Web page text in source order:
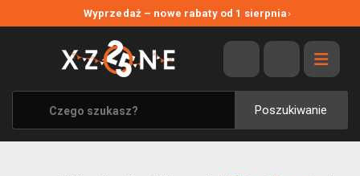
Wyprzedaż – nowe rabaty od 1 sierpnia›
Poszukiwanie
WYPRZEDAŻ
WSZYSTKIE MARKI
XZONE ORIGINALS
UBRANIA I AKCESORIA